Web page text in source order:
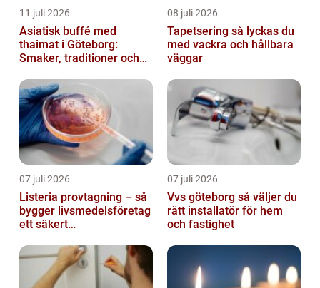
11 juli 2026
Asiatisk buffé med
thaimat i Göteborg:
Smaker, traditioner och
08 juli 2026
Tapetsering så lyckas du
med vackra och hållbara
väggar
07 juli 2026
Listeria provtagning – så
bygger livsmedelsföretag
ett säkert
07 juli 2026
Vvs göteborg så väljer du
rätt installatör för hem
och fastighet